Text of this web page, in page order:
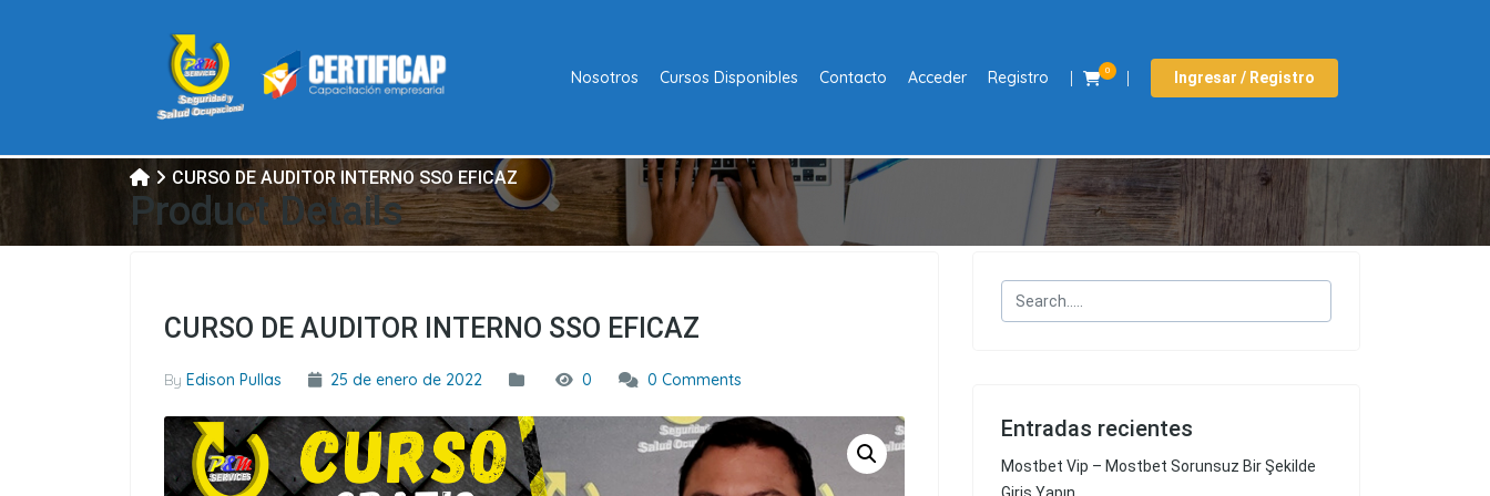
Nosotros Cursos Disponibles Contacto Acceder Registro 0 Ingresar / Registro
CURSO DE AUDITOR INTERNO SSO EFICAZ
Product Details
CURSO DE AUDITOR INTERNO SSO EFICAZ
By Edison Pullas 25 de enero de 2022 0 0 Comments
Entradas recientes
Mostbet Vip – Mostbet Sorunsuz Bir Şekilde